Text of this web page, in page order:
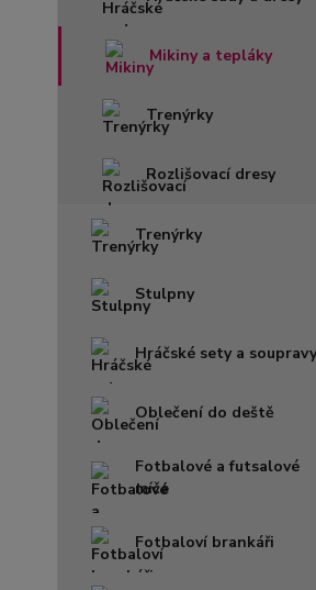
Mikiny a tepláky
Trenýrky
Rozlišovací dresy
Trenýrky
Stulpny
Hráčské sety a soupravy
Oblečení do deště
Fotbalové a futsalové
míče
Fotbaloví brankáři